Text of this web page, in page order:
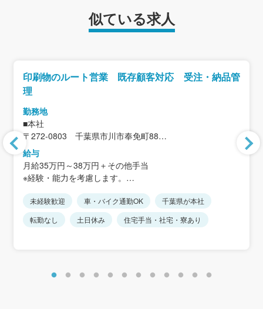
似ている求人
印刷物のルート営業 既存顧客対応 受注・納品管
理
勤務地
■本社
〒272-0803 千葉県市川市奉免町88
＜アクセス＞
JR武蔵野線「市川大野駅」から徒歩20分
※駅から距離があるため、車通勤が便利です
※転勤なし
※車通勤可、駐車場完備
給与
月給35万円～38万円＋その他手当
※経験・能力を考慮します。
※その他手当：禁煙手当5,000円、家族手当、携帯電話手当
15,000円など
年収550万円／40歳
未経験歓迎 車・バイク通勤OK
千葉県が本社
転勤なし
土日休み 住宅手当・社宅・寮あり